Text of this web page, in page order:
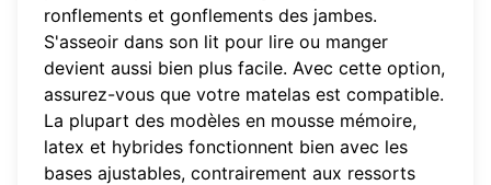
ronflements et gonflements des jambes.
S'asseoir dans son lit pour lire ou manger
devient aussi bien plus facile. Avec cette option,
assurez-vous que votre matelas est compatible.
La plupart des modèles en mousse mémoire,
latex et hybrides fonctionnent bien avec les
bases ajustables, contrairement aux ressorts